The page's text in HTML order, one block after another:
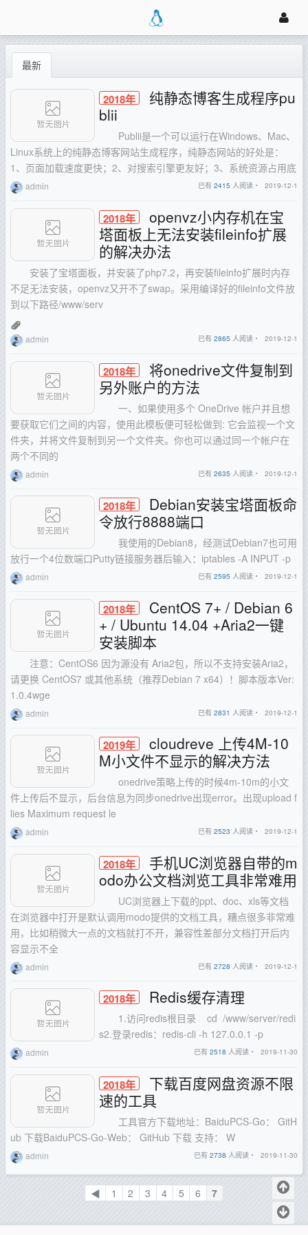
最新
2018年
纯静态博客生成程序pu
blii
Publii是一个可以运行在Windows、Mac、
Linux系统上的纯静态博客网站生成程序，纯静态网站的好处是：
1、页面加载速度更快；2、对搜索引擎更友好；3、系统资源占用底
admin 已有 2415 人阅读・ 2019-12-1
2018年
openvz小内存机在宝
塔面板上无法安装fileinfo扩展
的解决办法
安装了宝塔面板，并安装了php7.2，再安装fileinfo扩展时内存
不足无法安装，openvz又开不了swap。采用编译好的fileinfo文件放
到以下路径/www/serv
admin 已有 2865 人阅读・ 2019-12-1
2018年
将onedrive文件复制到
另外账户的方法
一、如果使用多个 OneDrive 帐户并且想
要获取它们之间的内容，使用此模板便可轻松做到: 它会监视一个文
件夹，并将文件复制到另一个文件夹。你也可以通过同一个帐户在
两个不同的
admin 已有 2635 人阅读・ 2019-12-1
2018年
Debian安装宝塔面板命
令放行8888端口
我使用的Debian8，经测试Debian7也可用
放行一个4位数端口Putty链接服务器后输入：iptables -A INPUT -p
admin 已有 2595 人阅读・ 2019-12-1
2018年
CentOS 7+ / Debian 6
+ / Ubuntu 14.04 +Aria2一键
安装脚本
注意：CentOS6 因为源没有 Aria2包，所以不支持安装Aria2，
请更换 CentOS7 或其他系统（推荐Debian 7 x64）！脚本版本Ver:
1.0.4wge
admin 已有 2831 人阅读・ 2019-12-1
2019年
cloudreve 上传4M-10
M小文件不显示的解决方法
onedrive策略上传的时候4m-10m的小文
件上传后不显示，后台信息为同步onedrive出现error。出现upload f
lies Maximum request le
admin 已有 2523 人阅读・ 2019-12-1
2018年
手机UC浏览器自带的m
odo办公文档浏览工具非常难用
UC浏览器上下载的ppt、doc、xls等文档
在浏览器中打开是默认调用modo提供的文档工具，糟点很多非常难
用，比如稍微大一点的文档就打不开，兼容性差部分文档打开后内
容显示不全
admin 已有 2728 人阅读・ 2019-12-1
2018年 Redis缓存清理
1.访问redis根目录 cd /www/server/redi
s2.登录redis：redis-cli -h 127.0.0.1 -p
admin 已有 2518 人阅读・ 2019-11-30
2018年
下载百度网盘资源不限
速的工具
工具官方下载地址：BaiduPCS-Go： GitH
ub 下载BaiduPCS-Go-Web： GitHub 下载 支持： W
admin 已有 2738 人阅读・ 2019-11-30
◀ 1 2 3 4 5 6 7